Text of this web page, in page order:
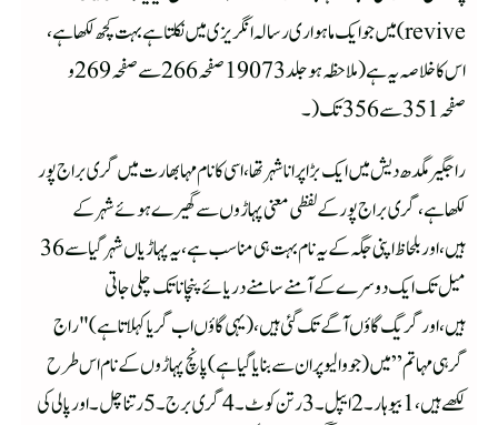
revive) میں جو ایک ماہواری رسالہ انگریزی میں نکلتا ہے بہت کچھ لکھا ہے،
اس کا خلاصہ یہ ہے (ملاحظہ ہوجلد 3 1907صفحہ 266 سے صفحہ 269 و
صفحہ 351 سے 356 تک(۔
راجگیر مگدھ دیش میں ایک بڑا پرانا شہر تھا،اسی کانام مہابھارت میں گری براج پور
لکھا ہے،گری براج پور کے لفظی معنی پہاڑوں سے گھیرے ہوئے شہر کے
ہیں،اور بلحاظ اپنی جگہ کے یہ نام بہت ہی مناسب ہے،یہ پہاڑیاں شہر گیا سے 36
میل تک ایک دوسرے کے آمنے سامنے دریائے پنچانا تک چلی جاتی
ہیں،اورگریگ گاؤں آگے تک گئی ہیں،(یہی گاؤں اب گریا کہلاتا ہے) "راج
گرہی مہاتم” میں (جو والیو پران سے بنایا گیا ہے ) پانچ پہاڑوں کے نام اس طرح
لکھے ہیں، 1بیوہار ۔2 ایپل ۔3رتن کوٹ ۔ 4 گری برج ۔ 5 رتناچل۔اور پالی کی